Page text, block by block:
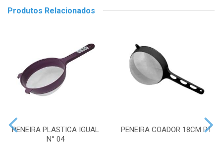
Produtos Relacionados
PENEIRA PLASTICA IGUAL
N° 04
PENEIRA COADOR 18CM PT